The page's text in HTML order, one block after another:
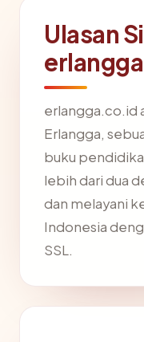
Ulasan
erlangga.co.id
Erlangga,
buku
lebih dari dua
dan melayani
Indonesia
SSL.